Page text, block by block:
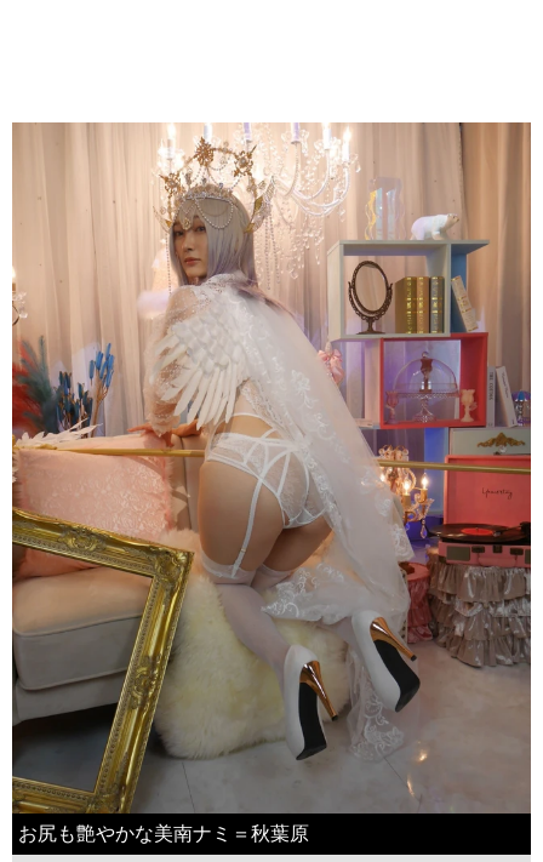
お尻も艶やかな美南ナミ＝秋葉原